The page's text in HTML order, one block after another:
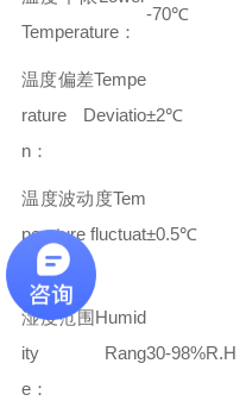
Temperature：
-70℃
温度偏差Tempe
rature Deviatio
n：
±2℃
温度波动度Tem
perature fluctuat
ions：
±0.5℃
湿度范围Humid
ity Rang
e：
30-98%R.H